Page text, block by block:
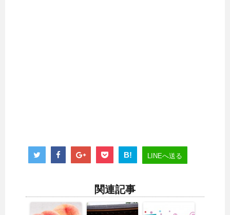
B! LINEへ送る
関連記事